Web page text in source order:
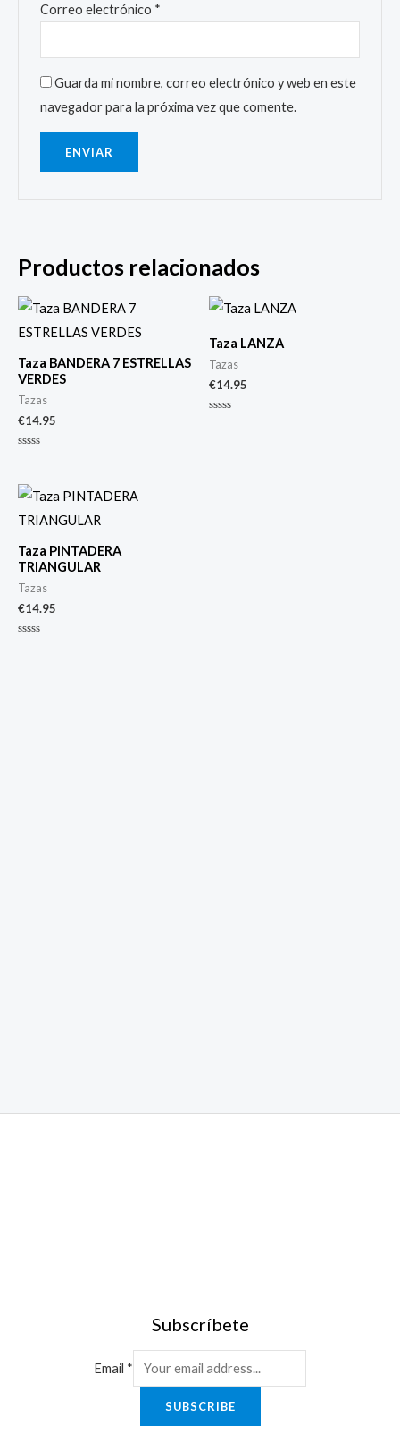
Correo electrónico *
Guarda mi nombre, correo electrónico y web en este
navegador para la próxima vez que comente.
Productos relacionados
Taza BANDERA 7 ESTRELLAS
VERDES
Tazas
€14.95
de
5
Taza LANZA
Tazas
€14.95
Taza PINTADERA
TRIANGULAR
Tazas
€14.95
Subscríbete
Email *
SUBSCRIBE